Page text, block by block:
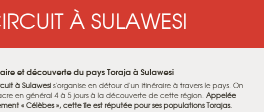
À SULAWESI
et découverte du pays Toraja à Sulawesi
à Sulawesis'organise en détour d'un itinéraire à travers le pays. On
en général 4 à 5 jours à la découverte de cette région. Appelée
« Célèbes », cette île est réputée pour ses populations Torajas.